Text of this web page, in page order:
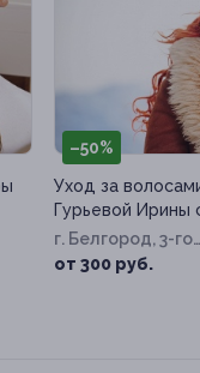
–50%
Уход за
Гурьевой Ирины
г. Белгород, 3-го
Интернационала
от 300 руб.